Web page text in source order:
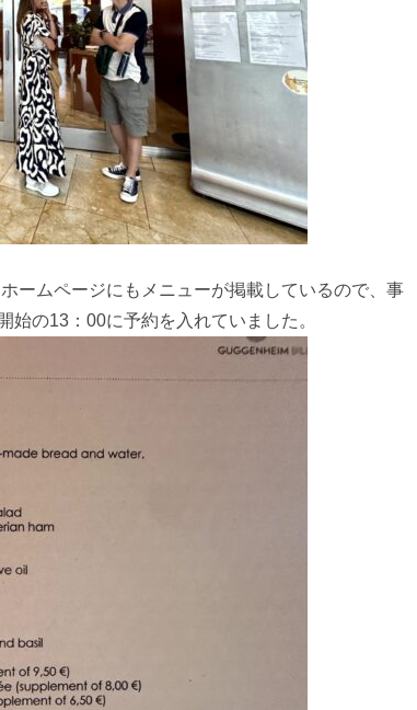
ームページにもメニューが掲載しているので、事
の13：00に予約を入れていました。